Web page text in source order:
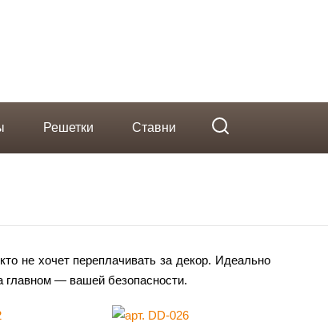
Решетки Ставни
не хочет переплачивать за декор. Идеально
главном — вашей безопасности.